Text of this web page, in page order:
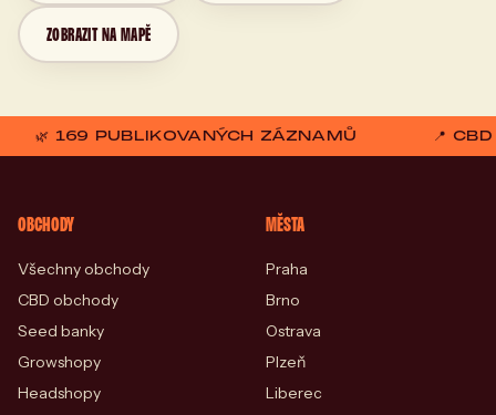
ZOBRAZIT NA MAPĚ
🌿 169 PUBLIKOVANÝCH ZÁZNAMŮ 📍
OBCHODY
Všechny obchody
CBD obchody
Seed banky
Growshopy
Headshopy
MĚSTA
Praha
Brno
Ostrava
Plzeň
Liberec